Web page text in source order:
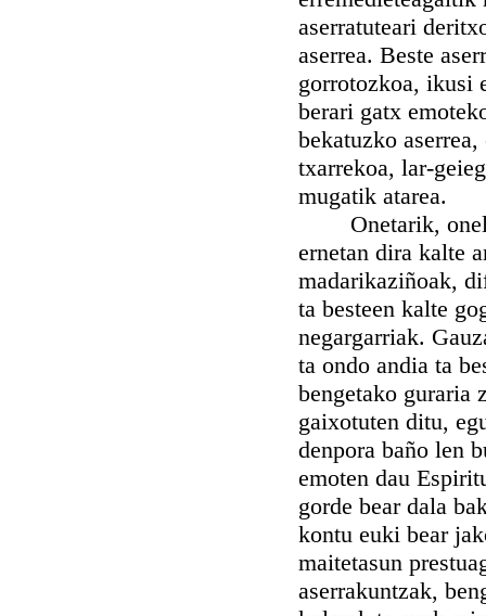
aserratuteari
aserrea. Beste
gorrotozkoa, ikusi
berari gatx
bekatuzko
txarrekoa, lar-
mugatik atarea.
Onetarik,
ernetan dira kalte
madarikaziñoak,
ta besteen kalte
negargarriak.
ta ondo andia ta
bengetako guraria
gaixotuten ditu,
denpora baño len
emoten dau
gorde bear dala
kontu euki bear
maitetasun
aserrakuntzak,